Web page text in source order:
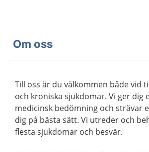
Om oss
Till oss är du välkommen både vid
och kroniska sjukdomar. Vi ger dig
medicinsk bedömning och strävar
dig på bästa sätt. Vi utreder och
flesta sjukdomar och besvär.